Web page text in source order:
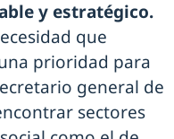
y estratégico.
que
prioridad para
general de
sectores